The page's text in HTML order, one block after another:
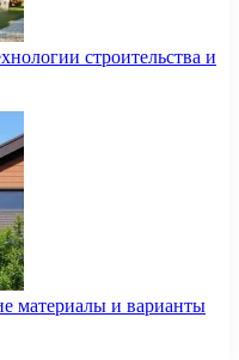
строительства и
материалы и варианты